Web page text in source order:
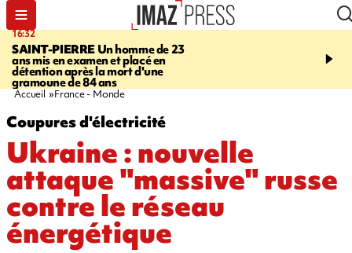
16:32
SAINT-PIERREUn homme de 23
ans mis en examen et placé en
détention après la mort d'une
gramoune de 84 ans
21:08
et Turquie scellent un
Accueil France - Monde
Coupures d'électricité
Ukraine : nouvelle
attaque "massive" russe
contre le réseau
énergétique